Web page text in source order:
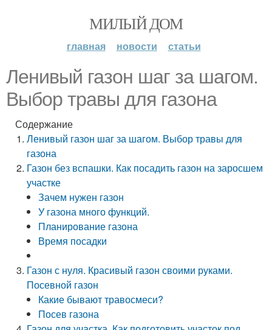
МИЛЫЙ ДОМ
главная новости статьи
Ленивый газон шаг за шагом.
Выбор травы для газона
Содержание
Ленивый газон шаг за шагом. Выбор травы для
газона
Газон без вспашки. Как посадить газон на заросшем
участке
Зачем нужен газон
У газона много функций.
Планирование газона
Время посадки
Газон с нуля. Красивый газон своими руками.
Посевной газон
Какие бывают травосмеси?
Посев газона